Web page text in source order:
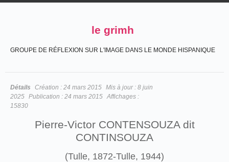
le grimh
GROUPE DE RÉFLEXION SUR L'IMAGE DANS LE MONDE HISPANIQUE
Détails Création : 24 mars 2015 Mis à jour : 8 juin
2025 Publication : 24 mars 2015 Affichages :
15830
Pierre-Victor CONTENSOUZA dit
CONTINSOUZA
(Tulle, 1872-Tulle, 1944)